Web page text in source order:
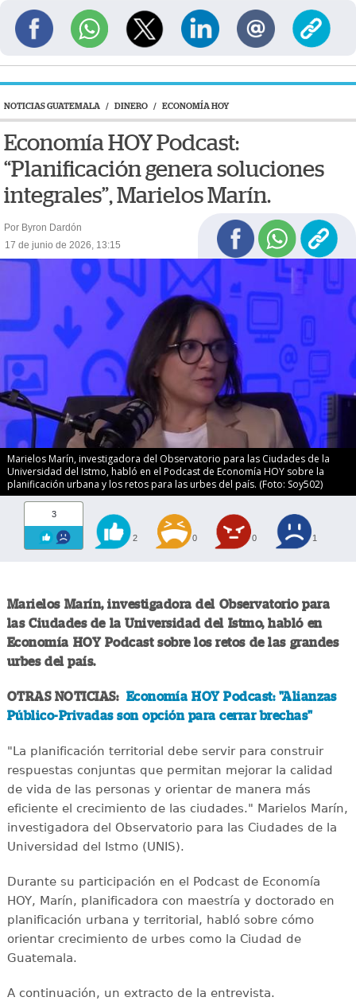
NOTICIAS GUATEMALA / DINERO / ECONOMÍA HOY
Economía HOY Podcast:
“Planificación genera soluciones
integrales”, Marielos Marín.
Por Byron Dardón
17 de junio de 2026, 13:15
Marielos Marín, investigadora del Observatorio para las Ciudades de la
Universidad del Istmo, habló en el Podcast de Economía HOY sobre la
planificación urbana y los retos para las urbes del país. (Foto: Soy502)
3
2 0 0 1
Marielos Marín, investigadora del Observatorio para
las Ciudades de la Universidad del Istmo, habló en
Economía HOY Podcast sobre los retos de las grandes
urbes del país.
OTRAS NOTICIAS: Economía HOY Podcast: "Alianzas
Público-Privadas son opción para cerrar brechas"
"La planificación territorial debe servir para construir
respuestas conjuntas que permitan mejorar la calidad
de vida de las personas y orientar de manera más
eficiente el crecimiento de las ciudades." Marielos Marín,
investigadora del Observatorio para las Ciudades de la
Universidad del Istmo (UNIS).
Durante su participación en el Podcast de Economía
HOY, Marín, planificadora con maestría y doctorado en
planificación urbana y territorial, habló sobre cómo
orientar crecimiento de urbes como la Ciudad de
Guatemala.
A continuación, un extracto de la entrevista.